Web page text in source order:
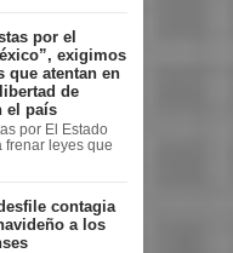
por el
exigimos
que atentan en
de
el país
por El Estado
frenar leyes que
contagia
a los